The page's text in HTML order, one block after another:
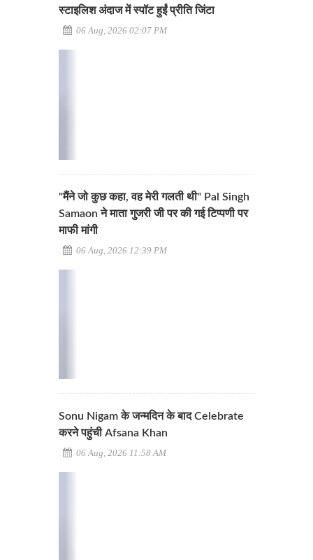
स्टाइलिश अंदाज में स्पॉट हुईं प्रीति जिंटा
06 Aug, 2026 02:07 PM
"मैंने जो कुछ कहा, वह मेरी गलती थी" Pal Singh
Samaon ने माता गुजरी जी पर की गई टिप्पणी पर
माफी मांगी
06 Aug, 2026 12:39 PM
Sonu Nigam के जन्मदिन के बाद Celebrate
करने पहुंची Afsana Khan
06 Aug, 2026 11:58 AM